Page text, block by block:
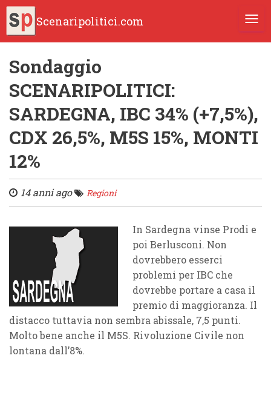
Scenaripolitici.com
Sondaggio
SCENARIPOLITICI:
SARDEGNA, IBC 34% (+7,5%),
CDX 26,5%, M5S 15%, MONTI
12%
14 anni ago Regioni
In Sardegna vinse Prodi e
poi Berlusconi. Non
dovrebbero esserci
problemi per IBC che
dovrebbe portare a casa il
premio di maggioranza. Il
distacco tuttavia non sembra abissale, 7,5 punti.
Molto bene anche il M5S. Rivoluzione Civile non
lontana dall’8%.